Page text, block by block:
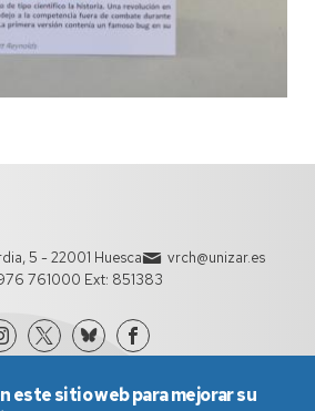
5 - 22001 Huesca
vrch@unizar.es
761000 Ext: 851383
este sitio web para mejorar su